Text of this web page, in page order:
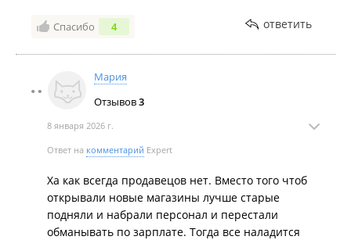
Спасибо 4 ответить
Мария
Отзывов3
8 января 2026 г.
Ответ на комментарий Expert
Ха как всегда продавецов нет. Вместо того чтоб
открывали новые магазины лучше старые
подняли и набрали персонал и перестали
обманывать по зарплате. Тогда все наладится